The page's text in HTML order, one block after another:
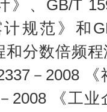
》、GB/T
规范》和
和分数倍频
－2008
2008 《工